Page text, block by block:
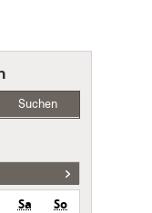
Suchen
Sa
So